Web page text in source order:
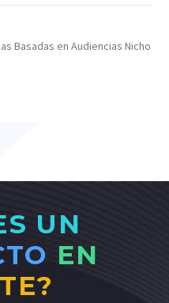
Basadas en Audiencias Nicho
UN
EN